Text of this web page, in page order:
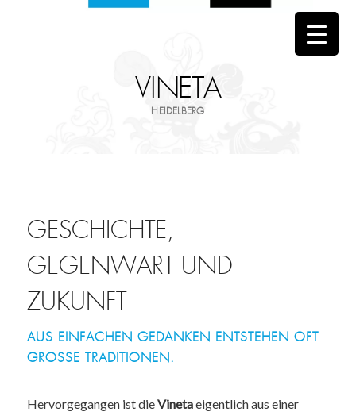
VINETA
HEIDELBERG
GESCHICHTE,
GEGENWART UND
ZUKUNFT
AUS EINFACHEN GEDANKEN ENTSTEHEN OFT
GROSSE TRADITIONEN.
Hervorgegangen ist dieVinetaeigentlich aus einer